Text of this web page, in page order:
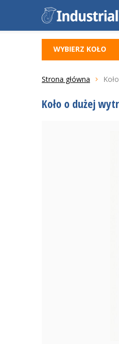
WYBIERZ KOŁO
Strona główna
Koło o dużej